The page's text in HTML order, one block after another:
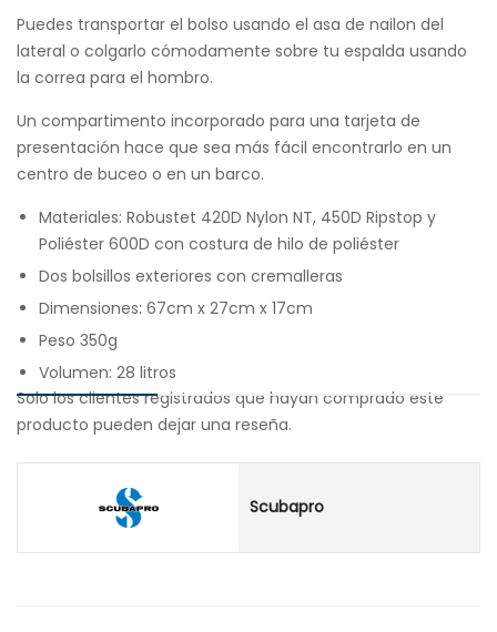
Puedes transportar el bolso usando el asa de nailon del
lateral o colgarlo cómodamente sobre tu espalda usando
la correa para el hombro.
Un compartimento incorporado para una tarjeta de
presentación hace que sea más fácil encontrarlo en un
centro de buceo o en un barco.
Materiales: Robustet 420D Nylon NT, 450D Ripstop y
Poliéster 600D con costura de hilo de poliéster
Dos bolsillos exteriores con cremalleras
Dimensiones: 67cm x 27cm x 17cm
Peso 350g
Volumen: 28 litros
Solo los clientes registrados que hayan comprado este
producto pueden dejar una reseña.
Scubapro